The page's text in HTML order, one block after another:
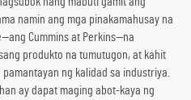
namin ang mga pinakamahusay na
Cummins at Perkins—na
produkto na tumutugon, at kahit
ng kalidad sa industriya.
ay dapat maging abot-kaya ng